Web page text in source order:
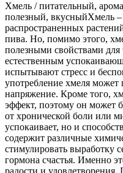
Хмель / питательный,
полезный, вкусныйХмель –
распространенных
пива. Но, помимо этого,
полезными свойствами для
естественным
испытывают стресс и
употребление хмеля может
напряжение. Кроме того,
эффект, поэтому он может
от хронической боли или
успокаивает, но и
содержит различные
стимулировать выработку
гормона счастья. Именно